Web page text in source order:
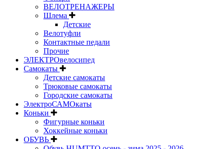
ВЕЛОТРЕНАЖЕРЫ
Шлема
Детские
Велотуфли
Контактные педали
Прочие
ЭЛЕКТРОвелосипед
Самокаты
Детские самокаты
Трюковые самокаты
Городские самокаты
ЭлектроСАМОкаты
Коньки
Фигурные коньки
Хоккейные коньки
ОБУВЬ